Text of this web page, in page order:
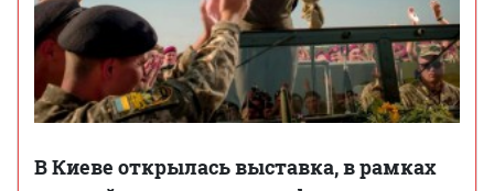
В Киеве открылась выставка, в рамках